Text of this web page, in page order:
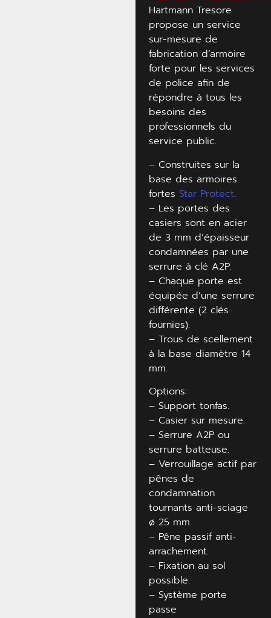
Hartmann Tresore
propose un service
sur-mesure de
fabrication d’armoire
forte pour les services
de police afin de
répondre à tous les
besoins des
professionnels du
service public.
– Construites sur la
base des armoires
fortesStar Protect.
– Les portes des
casiers sont en acier
de 3 mm d’épaisseur
condamnées par une
serrure à clé A2P.
– Chaque porte est
équipée d’une serrure
différente (2 clés
fournies).
– Trous de scellement
à la base diamètre 14
mm.
Options:
– Support tonfas.
– Casier sur mesure.
– Serrure A2P ou
serrure batteuse.
– Verrouillage actif par
pênes de
condamnation
tournants anti-sciage
ø 25 mm.
– Pêne passif anti-
arrachement.
– Fixation au sol
possible.
– Système porte
passe